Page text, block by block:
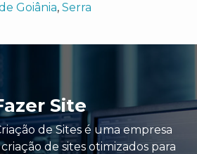
Goiânia, Serra
Site
de Sites é uma empresa
de sites otimizados para